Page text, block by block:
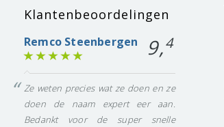
Klantenbeoordelingen
Remco Steenbergen 9,4
Ze weten precies wat ze doen en ze
doen de naam expert eer aan.
Bedankt voor de super snelle